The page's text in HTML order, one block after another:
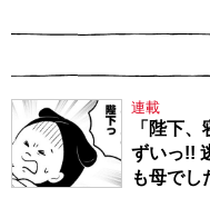
連載
「陛下
ずいっ!!
も母でし